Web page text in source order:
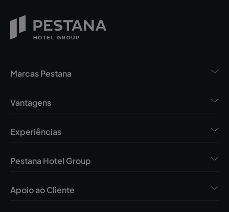
Marcas Pestana
Vantagens
Experiências
Pestana Hotel Group
Apoio ao Cliente